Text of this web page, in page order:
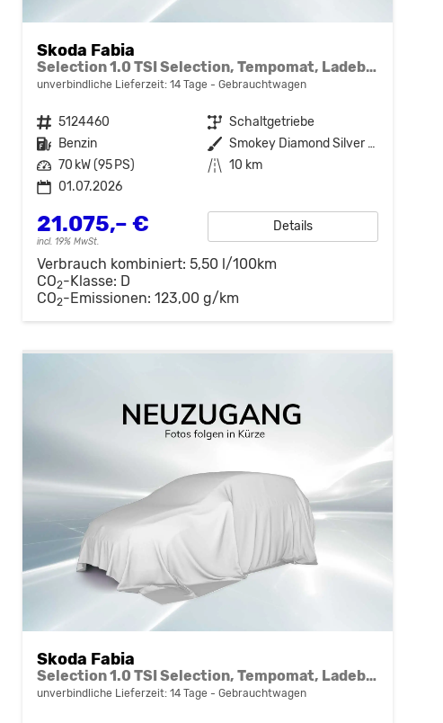
Skoda Fabia
Selection 1.0 TSI Selection, Tempomat, Ladeboden, Park, Winterpaket, SmartLink, 4-J Garantie
unverbindliche Lieferzeit: 14 Tage Gebrauchtwagen
Fahrzeugnr. 5124460 Getriebe Schaltgetriebe
Kraftstoff Benzin Außenfarbe
Smokey Diamond Silver Metallic
Leistung 70 kW (95 PS) Kilometerstand 10 km
01.07.2026
21.075,– €
incl. 19% MwSt.
Details
Verbrauch kombiniert: 5,50 l/100km
CO2-Klasse: D
CO2-Emissionen: 123,00 g/km
Skoda Fabia
Selection 1.0 TSI Selection, Tempomat, Ladeboden, Park, Winterpaket, SmartLink, 4-J Garantie
unverbindliche Lieferzeit: 14 Tage Gebrauchtwagen